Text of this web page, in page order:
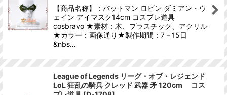
【商品名称】：バットマン ロビン ダミアン・ウ
ェイン アイマスク14cm コスプレ道具
cosbravo ★素材：木、プラスチック、アクリル
★カラー：画像通り★製作期間：7－15日
&nbs…
League of Legends リーグ・オブ・レジェンド
LoL 狂乱の騎兵 クレッド 武器 矛 120cm コス